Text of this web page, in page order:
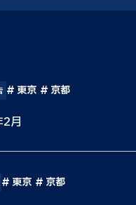
東京 京都
2月
東京 京都